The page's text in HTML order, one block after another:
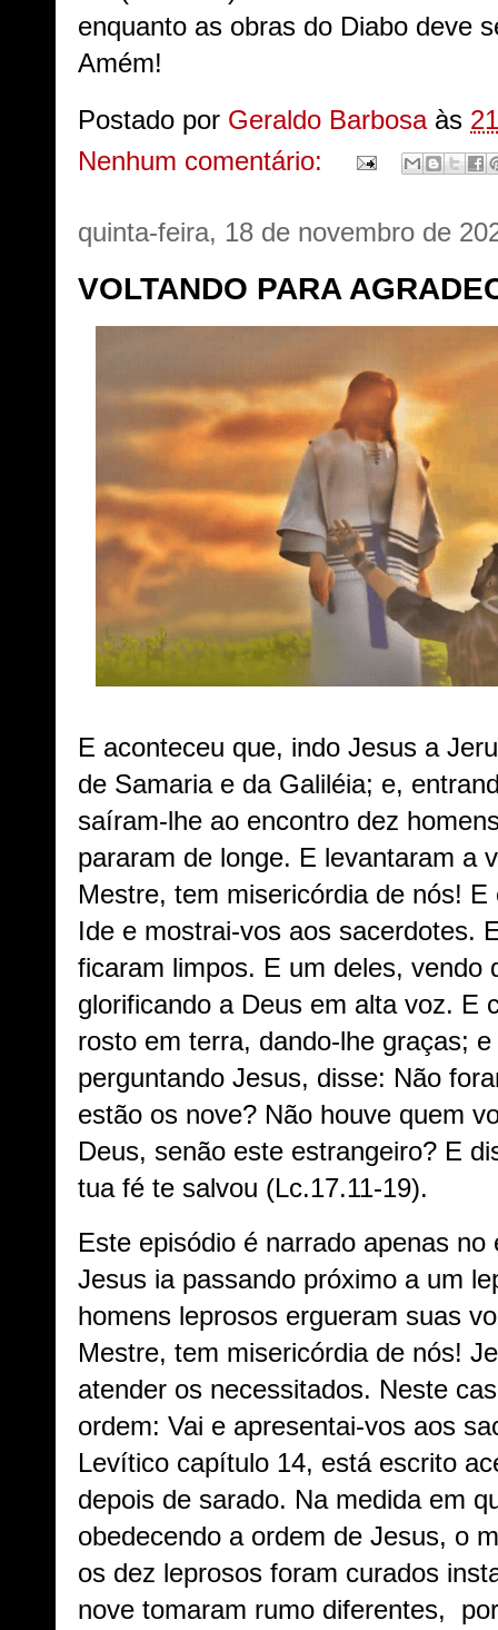
enquanto as obras do Diabo deve
Amém!
Postado por Geraldo Barbosa às
Nenhum comentário:
quinta-feira, 18 de novembro de
VOLTANDO PARA
E aconteceu que, indo Jesus a
de Samaria e da Galiléia; e,
saíram-lhe ao encontro dez
pararam de longe. E levantaram a
Mestre, tem misericórdia de nós!
Ide e mostrai-vos aos sacerdotes.
ficaram limpos. E um deles, vendo
glorificando a Deus em alta voz. E
rosto em terra, dando-lhe graças;
perguntando Jesus, disse: Não
estão os nove? Não houve quem
Deus, senão este estrangeiro? E
tua fé te salvou (Lc.17.11-19).
Este episódio é narrado apenas no
Jesus ia passando próximo a um
homens leprosos ergueram suas
Mestre, tem misericórdia de nós!
atender os necessitados. Neste
ordem: Vai e apresentai-vos aos
Levítico capítulo 14, está escrito
depois de sarado. Na medida em
obedecendo a ordem de Jesus, o
os dez leprosos foram curados
nove tomaram rumo diferentes,